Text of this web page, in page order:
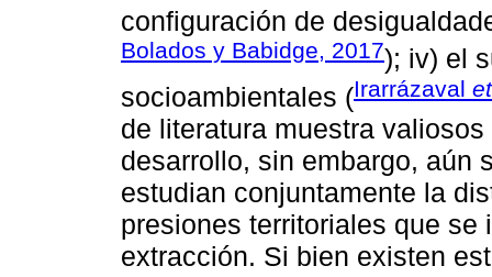
configuración de
Bolados y Babidge, 2017); iv) el
socioambientales (Irarrázaval
de literatura muestra
desarrollo, sin embargo, aún
estudian conjuntamente la
presiones territoriales que se
extracción. Si bien existen